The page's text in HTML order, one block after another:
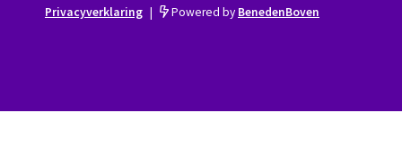
Privacyverklaring | Powered by BenedenBoven